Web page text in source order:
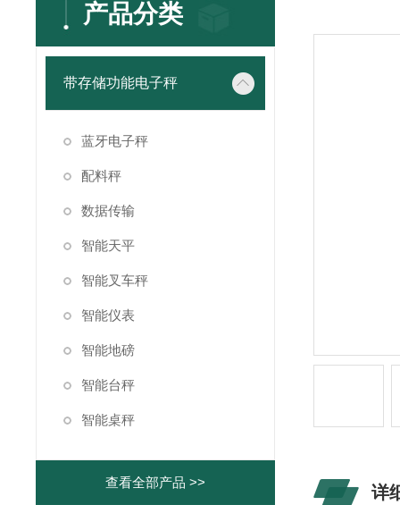
产品分类
带存储功能电子秤
蓝牙电子秤
配料秤
数据传输
智能天平
智能叉车秤
智能仪表
智能地磅
智能台秤
智能桌秤
查看全部产品 >>
详